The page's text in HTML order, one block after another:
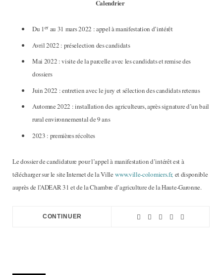
Calendrier
Du 1erau 31 mars 2022 : appel à manifestation d’intérêt
Avril 2022 : préselection des candidats
Mai 2022 : visite de la parcelle avec les candidats et remise des
dossiers
Juin 2022 : entretien avec le jury et sélection des candidats retenus
Automne 2022 : installation des agriculteurs, après signature d’un bail
rural environnemental de 9 ans
2023 : premières récoltes
Le dossier de candidature pour l’appel à manifestation d’intérêt est à
télécharger sur le site Internet de la Villewww.ville-colomiers.fr,et disponible
auprès de l’ADEAR 31 et de la Chambre d’agriculture de la Haute-Garonne.
CONTINUER